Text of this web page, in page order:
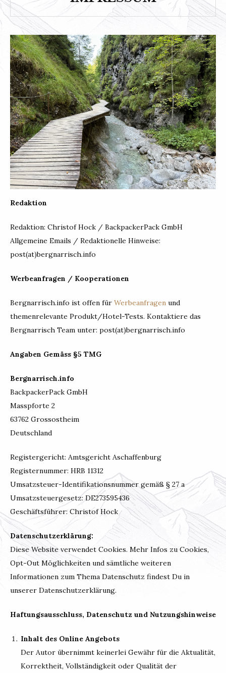
Redaktion
Redaktion: Christof Hock / BackpackerPack GmbH
Allgemeine Emails / Redaktionelle Hinweise:
post(at)bergnarrisch.info
Werbeanfragen / Kooperationen
Bergnarrisch.info ist offen für Werbeanfragen und
themenrelevante Produkt/Hotel-Tests. Kontaktiere das
Bergnarrisch Team unter: post(at)bergnarrisch.info
Angaben Gemäss §5 TMG
Bergnarrisch.info
BackpackerPack GmbH
Masspforte 2
63762 Grossostheim
Deutschland
Registergericht: Amtsgericht Aschaffenburg
Registernummer: HRB 11312
Umsatzsteuer-Identifikationsnummer gemäß § 27 a
Umsatzsteuergesetz: DE273595436
Geschäftsführer: Christof Hock
Datenschutzerklärung:
Diese Website verwendet Cookies. Mehr Infos zu Cookies,
Opt-Out Möglichkeiten und sämtliche weiteren
Informationen zum Thema Datenschutz findest Du in
unserer Datenschutzerklärung.
Haftungsausschluss, Datenschutz und Nutzungshinweise
Inhalt des Online Angebots
Der Autor übernimmt keinerlei Gewähr für die Aktualität,
Korrektheit, Vollständigkeit oder Qualität der